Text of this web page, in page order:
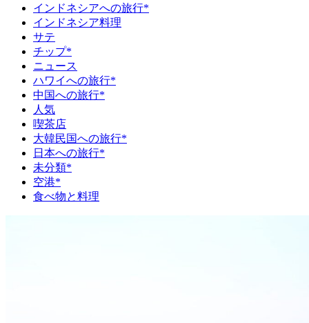
インドネシアへの旅行*
インドネシア料理
サテ
チップ*
ニュース
ハワイへの旅行*
中国への旅行*
人気
喫茶店
大韓民国への旅行*
日本への旅行*
未分類*
空港*
食べ物と料理